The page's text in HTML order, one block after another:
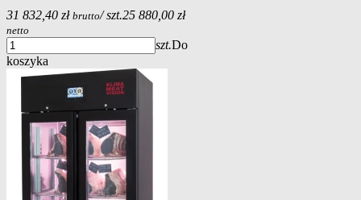
31 832,40 zł brutto/ szt.25 880,00 zł
netto
szt.Do
koszyka